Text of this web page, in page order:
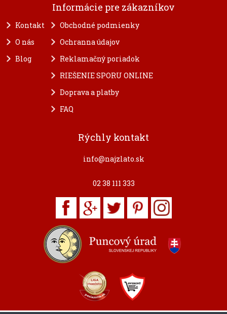
Informácie pre zákazníkov
Kontakt
O nás
Blog
Obchodné podmienky
Ochranna údajov
Reklamačný poriadok
RIEŠENIE SPORU ONLINE
Doprava a platby
FAQ
Rýchly kontakt
info@najzlato.sk
02 38 111 333